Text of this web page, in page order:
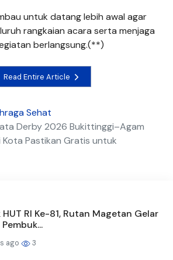
untuk datang lebih awal agar
rangkaian acara serta menjaga
berlangsung.(**)
Read Entire Article
Sehat
Derby 2026 Bukittinggi–Agam
Kota Pastikan Gratis untuk
HUT RI Ke-81, Rutan Magetan Gelar
ago 3